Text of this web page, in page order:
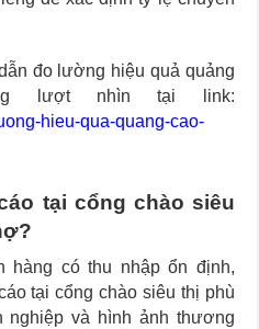
đo lường hiệu quả quảng
lượt nhìn tại link:
hieu-qua-quang-cao-
tại cổng chào siêu
hàng có thu nhập ổn định,
tại cổng chào siêu thị phù
nghiệp và hình ảnh thương